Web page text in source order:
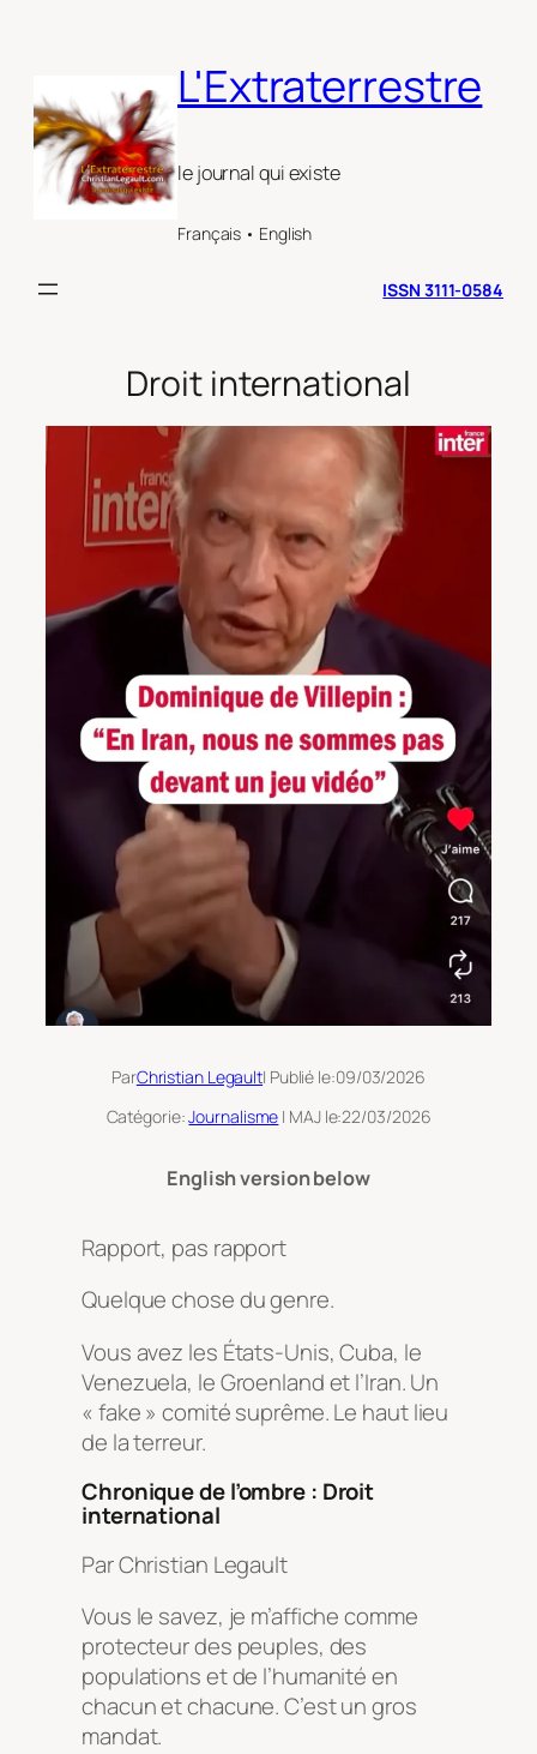
L'Extraterrestre
le journal qui existe
Français • English
ISSN 3111-0584
Droit international
ParChristian Legault| Publié le:09/03/2026
Catégorie:Journalisme | MAJ le:22/03/2026
English version below
Rapport, pas rapport
Quelque chose du genre.
Vous avez les États-Unis, Cuba, le
Venezuela, le Groenland et l’Iran. Un
« fake » comité suprême. Le haut lieu
de la terreur.
Chronique de l’ombre : Droit
international
Par Christian Legault
Vous le savez, je m’affiche comme
protecteur des peuples, des
populations et de l’humanité en
chacun et chacune. C’est un gros
mandat.